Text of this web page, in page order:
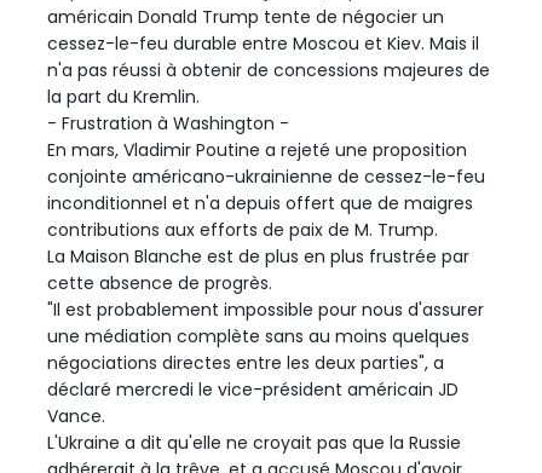
américain Donald Trump tente de négocier un
cessez-le-feu durable entre Moscou et Kiev. Mais il
n'a pas réussi à obtenir de concessions majeures de
la part du Kremlin.
- Frustration à Washington -
En mars, Vladimir Poutine a rejeté une proposition
conjointe américano-ukrainienne de cessez-le-feu
inconditionnel et n'a depuis offert que de maigres
contributions aux efforts de paix de M. Trump.
La Maison Blanche est de plus en plus frustrée par
cette absence de progrès.
"Il est probablement impossible pour nous d'assurer
une médiation complète sans au moins quelques
négociations directes entre les deux parties", a
déclaré mercredi le vice-président américain JD
Vance.
L'Ukraine a dit qu'elle ne croyait pas que la Russie